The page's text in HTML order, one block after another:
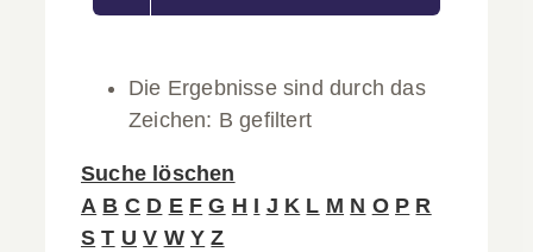
Die Ergebnisse sind durch das
Zeichen: B gefiltert
Suche löschen
A B C D E F G H I J K L M N O P R
S T U V W Y Z